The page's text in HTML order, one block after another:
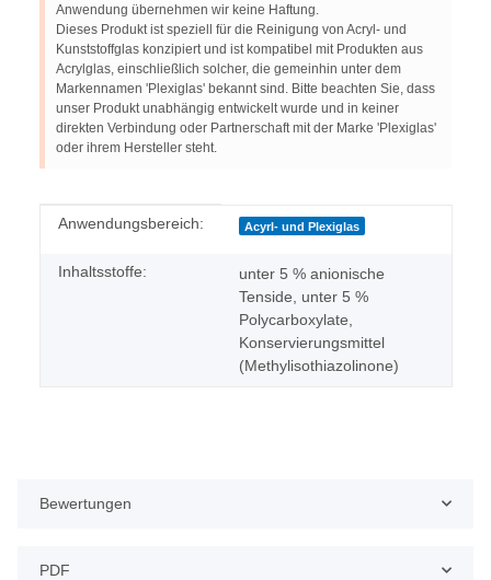
Anwendung übernehmen wir keine Haftung.
Dieses Produkt ist speziell für die Reinigung von Acryl- und
Kunststoffglas konzipiert und ist kompatibel mit Produkten aus
Acrylglas, einschließlich solcher, die gemeinhin unter dem
Markennamen 'Plexiglas' bekannt sind. Bitte beachten Sie, dass
unser Produkt unabhängig entwickelt wurde und in keiner
direkten Verbindung oder Partnerschaft mit der Marke 'Plexiglas'
oder ihrem Hersteller steht.
Produkteigenschaft
Wert
Anwendungsbereich: Acyrl- und Plexiglas
Inhaltsstoffe:
unter 5 % anionische
Tenside, unter 5 %
Polycarboxylate,
Konservierungsmittel
(Methylisothiazolinone)
Bewertungen
PDF